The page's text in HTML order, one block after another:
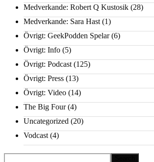
Medverkande: Robert Q Kustosik (28)
Medverkande: Sara Hast (1)
Övrigt: GeekPodden Spelar(6)
Övrigt: Info (5)
Övrigt: Podcast (125)
Övrigt: Press (13)
Övrigt: Video (14)
The Big Four(4)
Uncategorized (20)
Vodcast (4)